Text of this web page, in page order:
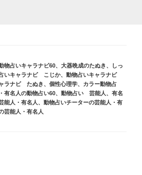
物占いキャラナビ60、 大器晩成のたぬき 、
しっ
いキャラナビ こじか、 動物占いキャラナビ
ラナビ たぬき 、 個性心理学、
カラー動物占
有名人の動物占い60、 動物占い 芸能人、有名
能人・有名人 、 動物占いチーターの芸能人・有
芸能人・有名人